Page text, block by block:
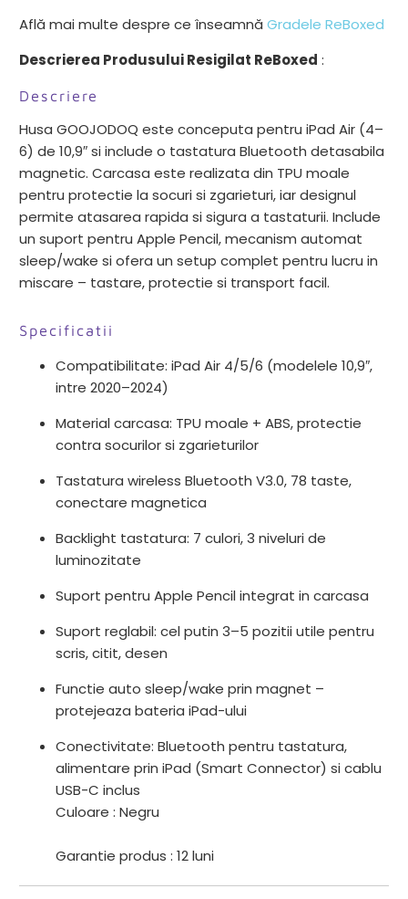
Află mai multe despre ce înseamnăGradele ReBoxed
Descrierea Produsului Resigilat ReBoxed :
Descriere
Husa GOOJODOQ este conceputa pentru iPad Air (4–
6) de 10,9″ si include o tastatura Bluetooth detasabila
magnetic. Carcasa este realizata din TPU moale
pentru protectie la socuri si zgarieturi, iar designul
permite atasarea rapida si sigura a tastaturii. Include
un suport pentru Apple Pencil, mecanism automat
sleep/wake si ofera un setup complet pentru lucru in
miscare – tastare, protectie si transport facil.
Specificatii
Compatibilitate: iPad Air 4/5/6 (modelele 10,9″,
intre 2020–2024)
Material carcasa: TPU moale + ABS, protectie
contra socurilor si zgarieturilor
Tastatura wireless Bluetooth V3.0, 78 taste,
conectare magnetica
Backlight tastatura: 7 culori, 3 niveluri de
luminozitate
Suport pentru Apple Pencil integrat in carcasa
Suport reglabil: cel putin 3–5 pozitii utile pentru
scris, citit, desen
Functie auto sleep/wake prin magnet –
protejeaza bateria iPad-ului
Conectivitate: Bluetooth pentru tastatura,
alimentare prin iPad (Smart Connector) si cablu
USB-C inclus
Culoare : Negru
Garantie produs : 12 luni